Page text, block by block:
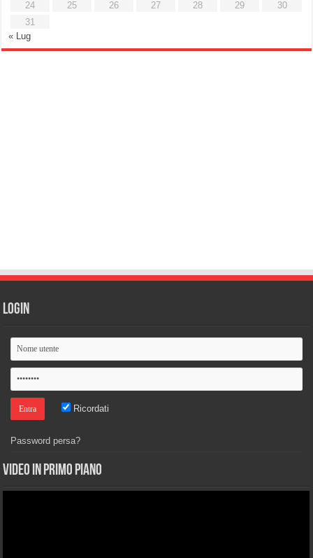
24
25 26 27 28 29
30
31
« Lug
Login
Ricordati
Password persa?
Video in primo piano